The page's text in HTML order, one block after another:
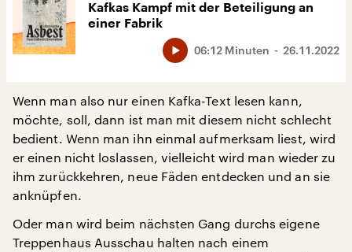
Kafkas Kampf mit der Beteiligung an
einer Fabrik
26.11.2022
06:12 Minuten
Wenn man also nur einen Kafka-Text lesen kann,
möchte, soll, dann ist man mit diesem nicht schlecht
bedient. Wenn man ihn einmal aufmerksam liest, wird
er einen nicht loslassen, vielleicht wird man wieder zu
ihm zurückkehren, neue Fäden entdecken und an sie
anknüpfen.
Oder man wird beim nächsten Gang durchs eigene
Treppenhaus Ausschau halten nach einem